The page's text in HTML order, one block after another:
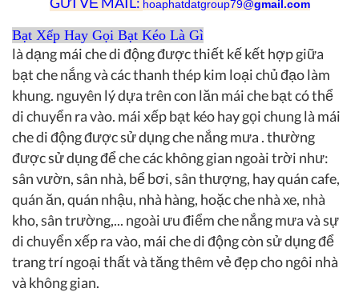
hoaphatdatgroup79@gmail.com
Bạt Xếp Hay Gọi Bạt Kéo Là Gì
là dạng mái che di động được thiết kế kết hợp giữa
bạt che nắng và các thanh thép kim loại chủ đạo làm
khung. nguyên lý dựa trên con lăn mái che bạt có thể
di chuyển ra vào. mái xếp bạt kéo hay gọi chung là mái
che di động được sử dụng che nắng mưa . thường
được sử dụng để che các không gian ngoài trời như:
sân vườn, sân nhà, bể bơi, sân thượng, hay quán cafe,
quán ăn, quán nhậu, nhà hàng, hoặc che nhà xe, nhà
kho, sân trường,... ngoài ưu điểm che nắng mưa và sự
di chuyển xếp ra vào, mái che di động còn sử dụng để
trang trí ngoại thất và tăng thêm vẻ đẹp cho ngôi nhà
và không gian.